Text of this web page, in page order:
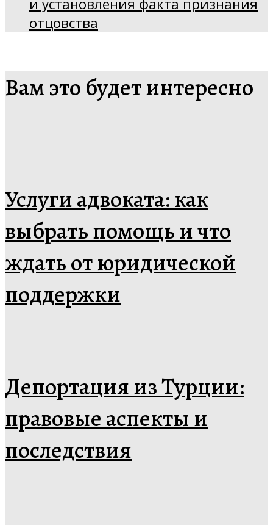
и установления факта признания
отцовства
Вам это будет интересно
Услуги адвоката: как
выбрать помощь и что
ждать от юридической
поддержки
Депортация из Турции:
правовые аспекты и
последствия